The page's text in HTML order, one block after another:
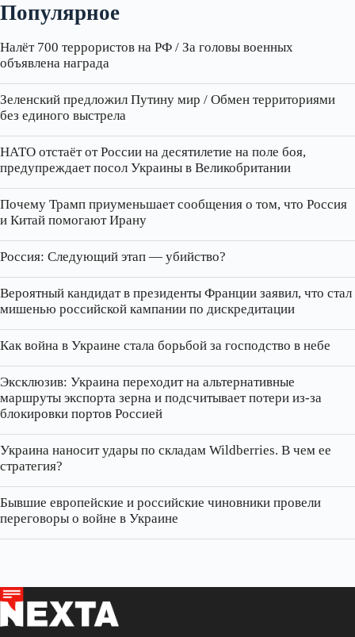
Популярное
Налёт 700 террористов на РФ / За головы военных
объявлена награда
Зеленский предложил Путину мир / Обмен территориями
без единого выстрела
НАТО отстаёт от России на десятилетие на поле боя,
предупреждает посол Украины в Великобритании
Почему Трамп приуменьшает сообщения о том, что Россия
и Китай помогают Ирану
Россия: Следующий этап — убийство?
Вероятный кандидат в президенты Франции заявил, что стал
мишенью российской кампании по дискредитации
Как война в Украине стала борьбой за господство в небе
Эксклюзив: Украина переходит на альтернативные
маршруты экспорта зерна и подсчитывает потери из‑за
блокировки портов Россией
Украина наносит удары по складам Wildberries. В чем ее
стратегия?
Бывшие европейские и российские чиновники провели
переговоры о войне в Украине